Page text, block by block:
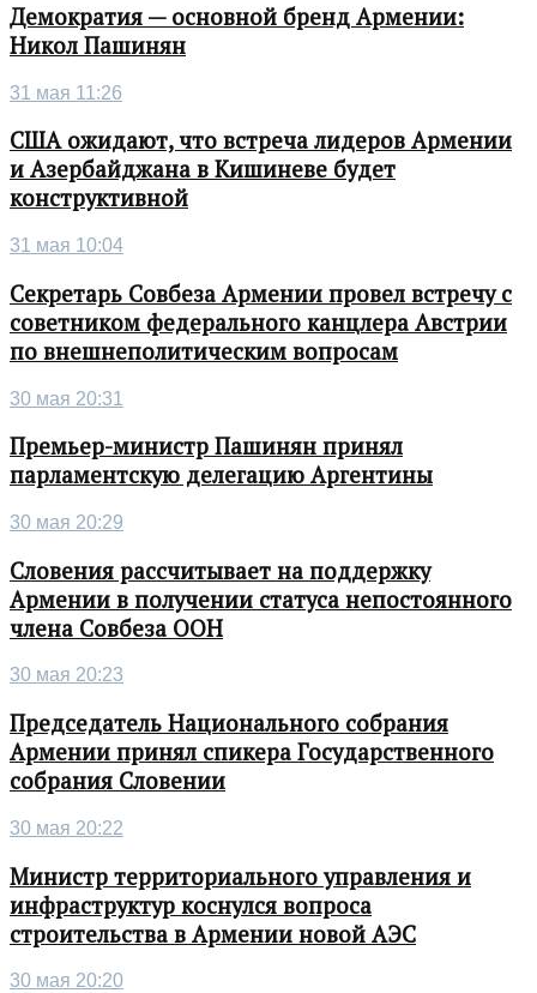
Демократия — основной бренд Армении:
Никол Пашинян
31 мая 11:26
США ожидают, что встреча лидеров Армении
и Азербайджана в Кишиневе будет
конструктивной
31 мая 10:04
Секретарь Совбеза Армении провел встречу с
советником федерального канцлера Австрии
по внешнеполитическим вопросам
30 мая 20:31
Премьер-министр Пашинян принял
парламентскую делегацию Аргентины
30 мая 20:29
Словения рассчитывает на поддержку
Армении в получении статуса непостоянного
члена Совбеза ООН
30 мая 20:23
Председатель Национального собрания
Армении принял спикера Государственного
собрания Словении
30 мая 20:22
Министр территориального управления и
инфраструктур коснулся вопроса
строительства в Армении новой АЭС
30 мая 20:20